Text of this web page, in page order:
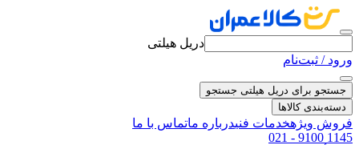
دریل هیلتی
ورود / ثبت‌نام
جستجو برای دریل هیلتی جستجو
دسته‌بندی کالاها
فروش ویژهخدمات فنیدرباره ماتماس با ما
021 - 9100 1145